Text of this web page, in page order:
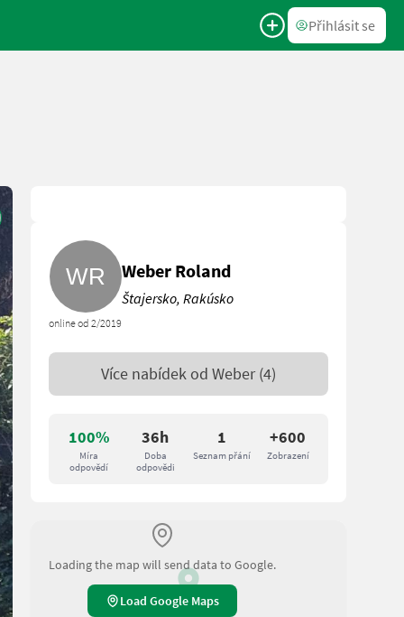
Přihlásit se
100%
Míra
odpovědí
36h
Doba
odpovědi
1
Seznam přání
+600
Zobrazení
online od 2/2019
Weber Roland
Štajersko, Rakúsko
Více nabídek od Weber (4)
Loading the map will send data to Google.
Load Google Maps